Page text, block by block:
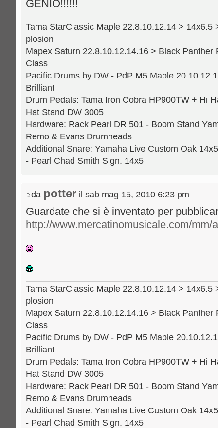
GENIO!!!!!!
Tama StarClassic Maple 22.8.10.12.14 > 14x6.5
plosion
Mapex Saturn 22.8.10.12.14.16 > Black
Class
Pacific Drums by DW - PdP M5 Maple
Brilliant
Drum Pedals: Tama Iron Cobra HP900TW + Hi
Hat Stand DW 3005
Hardware: Rack Pearl DR 501 - Boom Stand
Remo & Evans Drumheads
Additional Snare: Yamaha Live Custom Oak
- Pearl Chad Smith Sign. 14x5
da potter il sab mag 15, 2010 6:23 pm
Guardate che si è inventato per
http://www.mercatinomusicale.com/mm/
Tama StarClassic Maple 22.8.10.12.14 > 14x6.5
plosion
Mapex Saturn 22.8.10.12.14.16 > Black
Class
Pacific Drums by DW - PdP M5 Maple
Brilliant
Drum Pedals: Tama Iron Cobra HP900TW + Hi
Hat Stand DW 3005
Hardware: Rack Pearl DR 501 - Boom Stand
Remo & Evans Drumheads
Additional Snare: Yamaha Live Custom Oak
- Pearl Chad Smith Sign. 14x5